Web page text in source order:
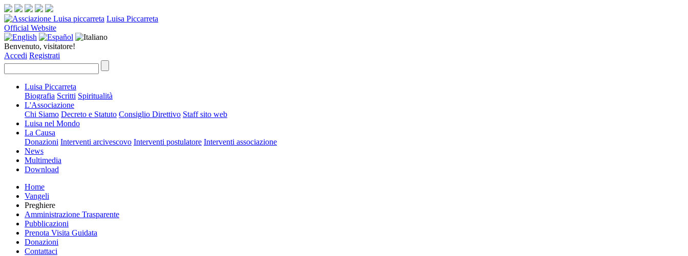
Luisa Piccarreta
Official Website
Benvenuto, visitatore!
Accedi Registrati
Luisa Piccarreta
Biografia Scritti Spiritualità
L'Associazione
Chi Siamo Decreto e Statuto Consiglio Direttivo Staff sito web
Luisa nel Mondo
La Causa
Donazioni Interventi arcivescovo Interventi postulatore Interventi associazione
News
Multimedia
Download
Home
Vangeli
Preghiere
Amministrazione Trasparente
Pubblicazioni
Prenota Visita Guidata
Donazioni
Contattaci